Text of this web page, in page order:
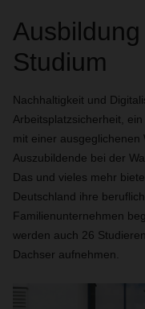
Studium
Nachhaltigkeit und
Arbeitsplatzsicherheit,
mit einer
Auszubildende bei der
Das und vieles mehr
Deutschland ihre
Familienunternehmen
werden auch 26
Dachser aufnehmen.